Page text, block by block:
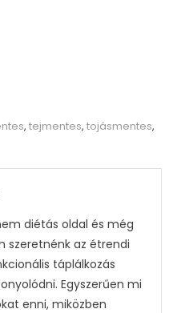
, tejmentes, tojásmentes,
diétás oldal és még
szeretnénk az étrendi
táplálkozás
Egyszerűen mi
enni, miközben